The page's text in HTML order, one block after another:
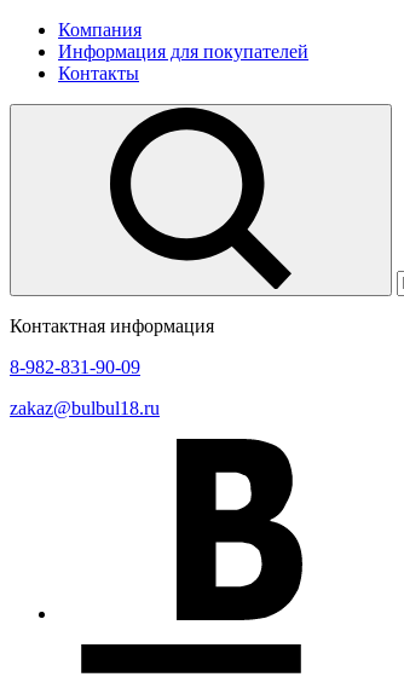
Компания
Информация для покупателей
Контакты
Контактная информация
8-982-831-90-09
zakaz@bulbul18.ru